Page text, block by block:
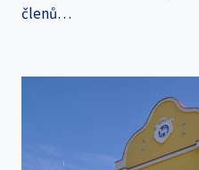
členů…